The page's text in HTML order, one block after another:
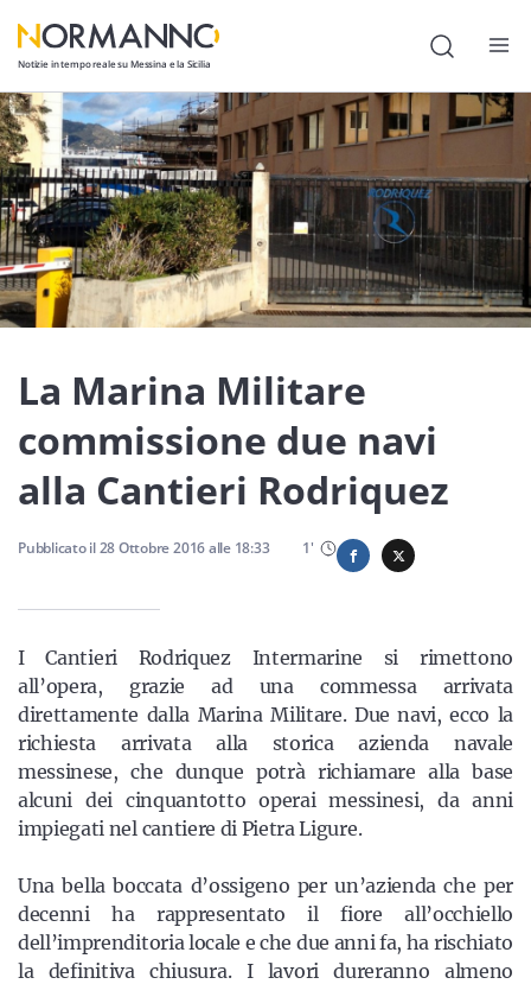
Notizie in tempo reale su Messina e la Sicilia
Attualità
Cronaca
Politica
Cultura
Società
Economia
Sport
Sicilia
Servizi
Resta sempre aggiornato con le ultime news, iscriviti alla
nostra newsletter
La Marina Militare
commissione due navi
alla Cantieri Rodriquez
Pubblicato il28 Ottobre 2016alle 18:33 1'
I Cantieri Rodriquez Intermarine si rimettono
all’opera, grazie ad una commessa arrivata
direttamente dalla Marina Militare. Due navi, ecco la
richiesta arrivata alla storica azienda navale
messinese, che dunque potrà richiamare alla base
alcuni dei cinquantotto operai messinesi, da anni
impiegati nel cantiere di Pietra Ligure.
Una bella boccata d’ossigeno per un’azienda che per
decenni ha rappresentato il fiore all’occhiello
dell’imprenditoria locale e che due anni fa, ha rischiato
la definitiva chiusura. I lavori dureranno almeno